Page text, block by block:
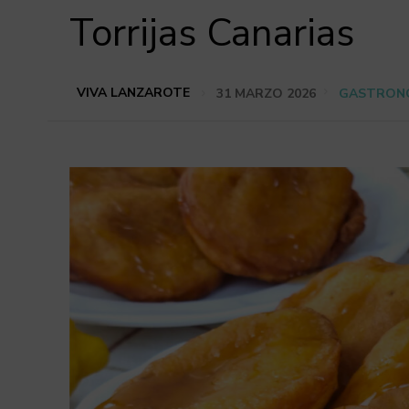
Torrijas Canarias
VIVA LANZAROTE 31 MARZO 2026